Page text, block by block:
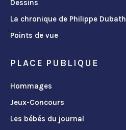
Dessins
La chronique de Philippe Dubath
Points de vue
PLACE PUBLIQUE
Hommages
Jeux-Concours
Les bébés du journal